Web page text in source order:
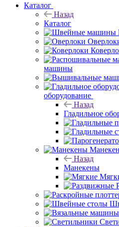
Каталог
Назад
Каталог
машины
оборудование
Назад
Гладильное
Назад
Манекены